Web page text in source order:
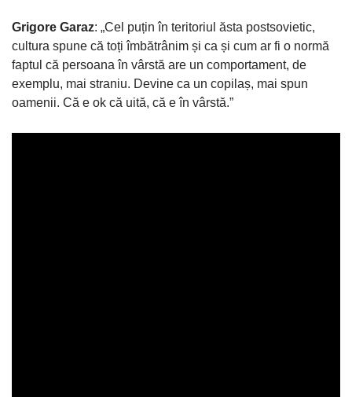
Grigore Garaz: „Cel puțin în teritoriul ăsta postsovietic,
cultura spune că toți îmbătrânim și ca și cum ar fi o normă
faptul că persoana în vârstă are un comportament, de
exemplu, mai straniu. Devine ca un copilaș, mai spun
oamenii. Că e ok că uită, că e în vârstă.”